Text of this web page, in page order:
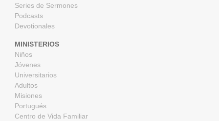
Series de Sermones
Podcasts
Devotionales
MINISTERIOS
Niños
Jóvenes
Universitarios
Adultos
Misiones
Portugués
Centro de Vida Familiar